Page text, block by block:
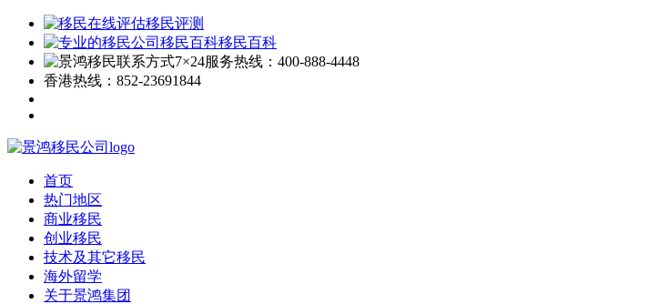
移民评测
移民百科
7×24服务热线： 400-888-4448
香港热线： 852-23691844
首页
热门地区
商业移民
创业移民
技术及其它移民
海外留学
关于景鸿集团